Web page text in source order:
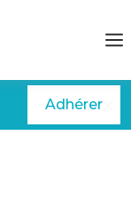
Adhérer